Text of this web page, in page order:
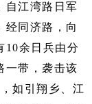
自江湾路日军
经同济路，向
10余日兵由分
一带，袭击该
如引翔乡、江